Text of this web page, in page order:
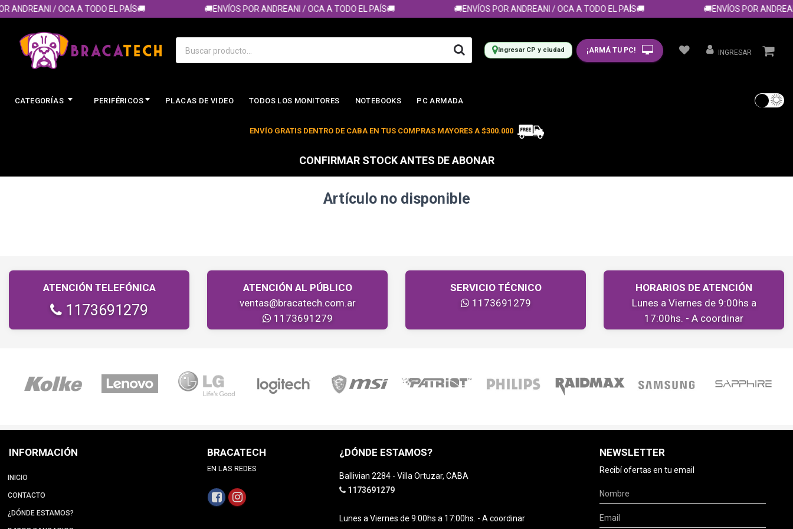
ANDREANI / OCA A TODO EL PAÍS🚚 🚚ENVÍOS POR ANDREANI / OCA A TODO EL PAÍS🚚 🚚ENVÍOS POR ANDREANI / OCA A TODO EL PAÍS🚚 🚚ENVÍOS POR
Ingresar CP y ciudad ¡ARMÁ TU PC! INGRESAR
CATEGORÍAS PERIFÉRICOS PLACAS DE VIDEO TODOS LOS MONITORES NOTEBOOKS PC ARMADA
ENVÍO GRATIS DENTRO DE CABA EN TUS COMPRAS MAYORES A $300.000
CONFIRMAR STOCK ANTES DE ABONAR
Artículo no disponible
ATENCIÓN TELEFÓNICA
1173691279
ATENCIÓN AL PÚBLICO
ventas@bracatech.com.ar
1173691279
SERVICIO TÉCNICO
1173691279
HORARIOS DE ATENCIÓN
Lunes a Viernes de 9:00hs a
17:00hs. - A coordinar
INFORMACIÓN
INICIO
CONTACTO
¿DÓNDE ESTAMOS?
BRACATECH
EN LAS REDES
¿DÓNDE ESTAMOS?
Ballivian 2284 - Villa Ortuzar, CABA
1173691279
Lunes a Viernes de 9:00hs a 17:00hs. - A coordinar
NEWSLETTER
Recibí ofertas en tu email